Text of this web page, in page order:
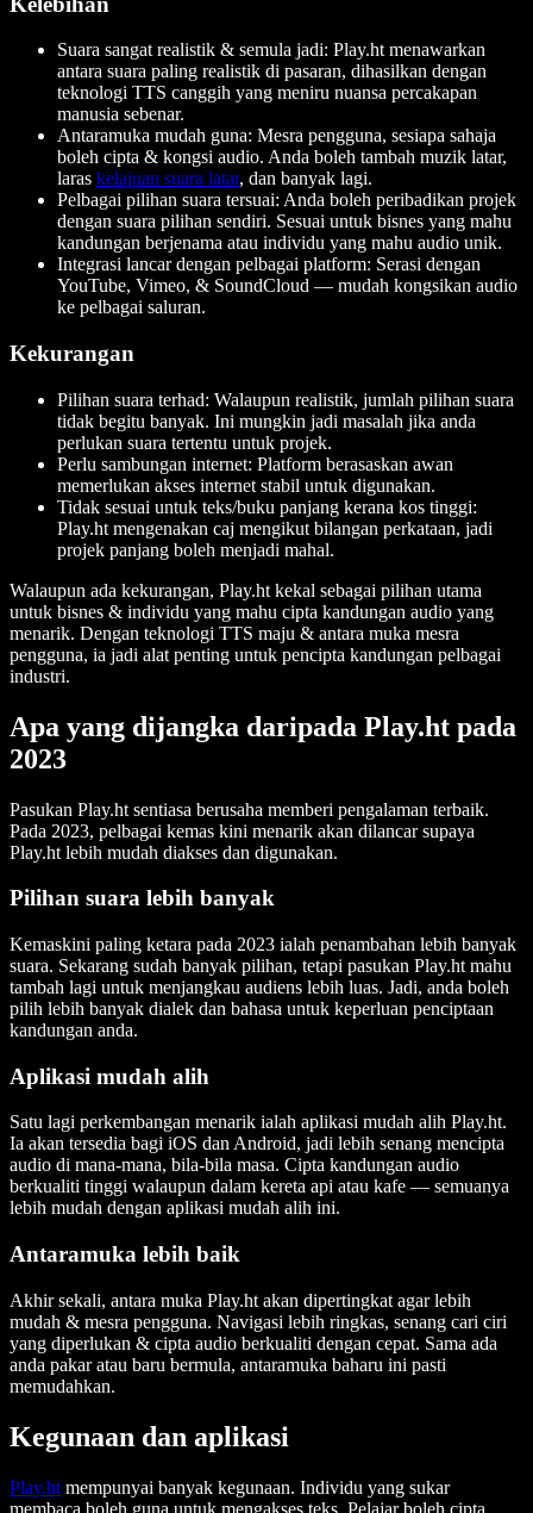
Suara sangat realistik & semula jadi: Play.ht menawarkan
antara suara paling realistik di pasaran, dihasilkan dengan
teknologi TTS canggih yang meniru nuansa percakapan
manusia sebenar.
Antaramuka mudah guna: Mesra pengguna, sesiapa sahaja
boleh cipta & kongsi audio. Anda boleh tambah muzik latar,
laras kelajuan suara latar, dan banyak lagi.
Pelbagai pilihan suara tersuai: Anda boleh peribadikan projek
dengan suara pilihan sendiri. Sesuai untuk bisnes yang mahu
kandungan berjenama atau individu yang mahu audio unik.
Integrasi lancar dengan pelbagai platform: Serasi dengan
YouTube, Vimeo, & SoundCloud — mudah kongsikan audio
ke pelbagai saluran.
Kekurangan
Pilihan suara terhad: Walaupun realistik, jumlah pilihan suara
tidak begitu banyak. Ini mungkin jadi masalah jika anda
perlukan suara tertentu untuk projek.
Perlu sambungan internet: Platform berasaskan awan
memerlukan akses internet stabil untuk digunakan.
Tidak sesuai untuk teks/buku panjang kerana kos tinggi:
Play.ht mengenakan caj mengikut bilangan perkataan, jadi
projek panjang boleh menjadi mahal.
Walaupun ada kekurangan, Play.ht kekal sebagai pilihan utama
untuk bisnes & individu yang mahu cipta kandungan audio yang
menarik. Dengan teknologi TTS maju & antara muka mesra
pengguna, ia jadi alat penting untuk pencipta kandungan pelbagai
industri.
Apa yang dijangka daripada Play.ht pada
2023
Pasukan Play.ht sentiasa berusaha memberi pengalaman terbaik.
Pada 2023, pelbagai kemas kini menarik akan dilancar supaya
Play.ht lebih mudah diakses dan digunakan.
Pilihan suara lebih banyak
Kemaskini paling ketara pada 2023 ialah penambahan lebih banyak
suara. Sekarang sudah banyak pilihan, tetapi pasukan Play.ht mahu
tambah lagi untuk menjangkau audiens lebih luas. Jadi, anda boleh
pilih lebih banyak dialek dan bahasa untuk keperluan penciptaan
kandungan anda.
Aplikasi mudah alih
Satu lagi perkembangan menarik ialah aplikasi mudah alih Play.ht.
Ia akan tersedia bagi iOS dan Android, jadi lebih senang mencipta
audio di mana-mana, bila-bila masa. Cipta kandungan audio
berkualiti tinggi walaupun dalam kereta api atau kafe — semuanya
lebih mudah dengan aplikasi mudah alih ini.
Antaramuka lebih baik
Akhir sekali, antara muka Play.ht akan dipertingkat agar lebih
mudah & mesra pengguna. Navigasi lebih ringkas, senang cari ciri
yang diperlukan & cipta audio berkualiti dengan cepat. Sama ada
anda pakar atau baru bermula, antaramuka baharu ini pasti
memudahkan.
Kegunaan dan aplikasi
Play.ht mempunyai banyak kegunaan. Individu yang sukar
membaca boleh guna untuk mengakses teks. Pelajar boleh cipta